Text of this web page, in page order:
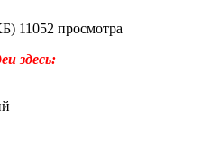
11052 просмотра
здесь: